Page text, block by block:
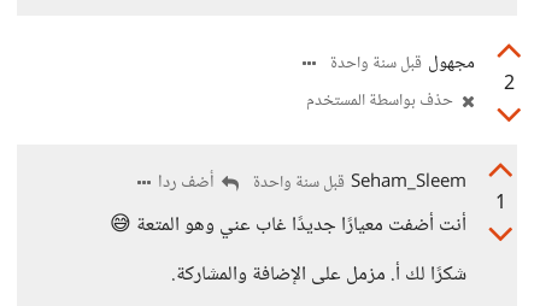
2
مجهول قبل سنة واحدة
حذف بواسطة المستخدم
1
Seham_Sleem قبل سنة واحدة أضف ردا
أنت أضفت معيارًا جديدًا غاب عني وهو المتعة 😅
شكرًا لك أ. مزمل على الإضافة والمشاركة.